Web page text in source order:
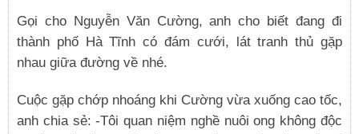
Gọi cho Nguyễn Văn Cường, anh cho biết đang đi
thành phố Hà Tĩnh có đám cưới, lát tranh thủ gặp
nhau giữa đường về nhé.
Cuộc gặp chớp nhoáng khi Cường vừa xuống cao tốc,
anh chia sẻ: -Tôi quan niệm nghề nuôi ong không độc